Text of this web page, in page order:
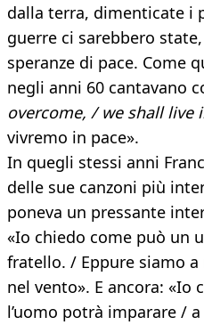
dalla terra, dimenticate i
guerre ci sarebbero
speranze di pace. Come
negli anni 60 cantavano
overcome, / we shall live
vivremo in pace».
In quegli stessi anni
delle sue canzoni più
poneva un pressante
«Io chiedo come può un
fratello. / Eppure siamo
nel vento». E ancora: «Io
l’uomo potrà imparare /